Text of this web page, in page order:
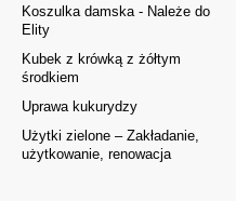
Koszulka damska - Należe do
Elity
Kubek z krówką z żółtym
środkiem
Uprawa kukurydzy
Użytki zielone – Zakładanie,
użytkowanie, renowacja